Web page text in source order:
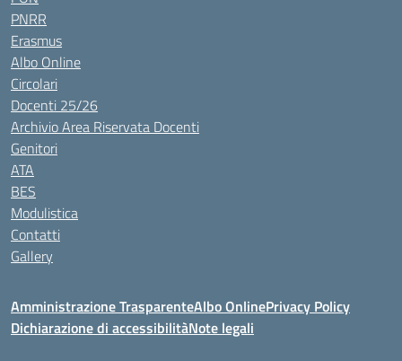
PNRR
Erasmus
Albo Online
Circolari
Docenti 25/26
Archivio Area Riservata Docenti
Genitori
ATA
BES
Modulistica
Contatti
Gallery
Amministrazione TrasparenteAlbo OnlinePrivacy Policy
Dichiarazione di accessibilitàNote legali